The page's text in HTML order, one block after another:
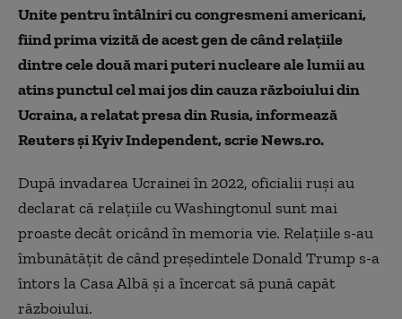
Unite pentru întâlniri cu congresmeni americani,
fiind prima vizită de acest gen de când relaţiile
dintre cele două mari puteri nucleare ale lumii au
atins punctul cel mai jos din cauza războiului din
Ucraina, a relatat presa din Rusia, informează
Reuters şi Kyiv Independent, scrie News.ro.
După invadarea Ucrainei în 2022, oficialii ruşi au
declarat că relaţiile cu Washingtonul sunt mai
proaste decât oricând în memoria vie. Relaţiile s-au
îmbunătăţit de când preşedintele Donald Trump s-a
întors la Casa Albă şi a încercat să pună capăt
războiului.